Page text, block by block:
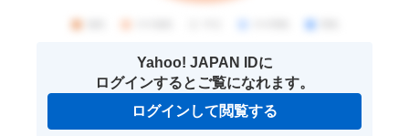
Yahoo! JAPAN IDに
ログインするとご覧になれます。
ログインして閲覧する